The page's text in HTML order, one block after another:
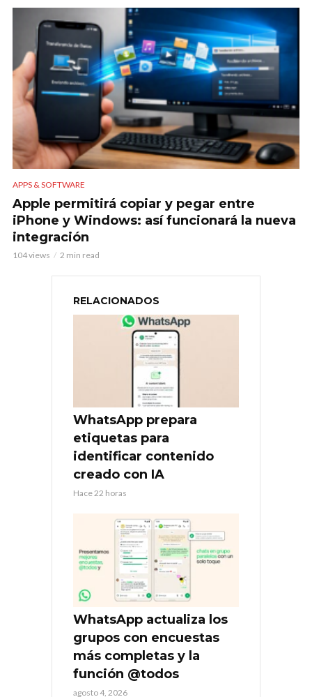
APPS & SOFTWARE
Apple permitirá copiar y pegar entre
iPhone y Windows: así funcionará la nueva
integración
104 views 2 min read
RELACIONADOS
WhatsApp prepara
etiquetas para
identificar contenido
creado con IA
Hace 22 horas
WhatsApp actualiza los
grupos con encuestas
más completas y la
función @todos
agosto 4, 2026